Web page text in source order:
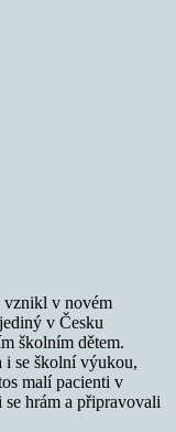
vznikl v novém
v Česku
školním dětem.
i se školní výukou,
malí pacienti v
hrám a připravovali